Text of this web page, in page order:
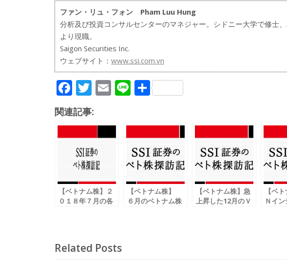
ファン・リュ・フォン Pham Luu Hung
分析及び投資コンサルセンターのマネジャー。シドニー大学で修士
より現職。
Saigon Securities Inc.
ウェブサイト： www.ssi.com.vn
F
ac
e
b
o
o
k
T
w
itt
er
E
m
l
Li
n
共
有
関連記事:
【ベトナム株】２
０１８年７月の各
【ベトナム株】
６月のベトナム株
【ベトナム株】急
上昇した12月のＶ
【ベ
Ｎイ
Related Posts